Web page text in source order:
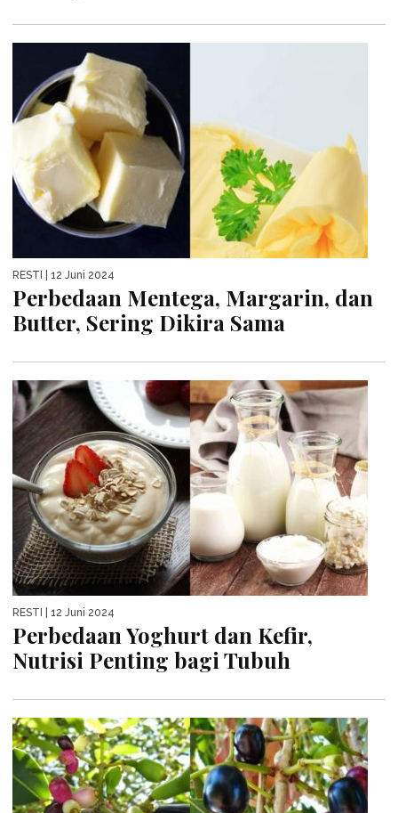
RESTI | 12 Juni 2024
Perbedaan Mentega, Margarin, dan
Butter, Sering Dikira Sama
RESTI | 12 Juni 2024
Perbedaan Yoghurt dan Kefir,
Nutrisi Penting bagi Tubuh